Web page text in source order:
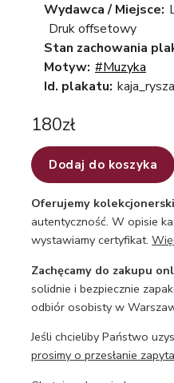
Wydawca / Miejsce:
Druk offsetowy
Stan zachowania
Motyw: #Muzyka
Id. plakatu:
180zł
Dodaj do koszyka
Oferujemy
autentyczność. W opisie
wystawiamy certyfikat.
Zachęcamy do zakupu
solidnie i bezpiecznie
odbiór osobisty w
Jeśli chcieliby Państwo
prosimy o przesłanie